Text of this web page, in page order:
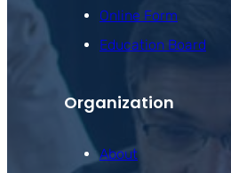
Online Form
Education Board
Organization
About